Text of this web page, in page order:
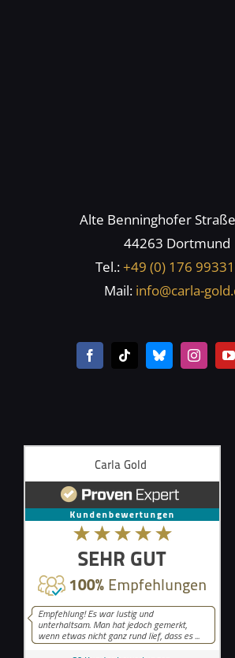
Alte Benninghofer
44263 Dortmund
Tel.:+49 (0) 176
Mail: info@carla-